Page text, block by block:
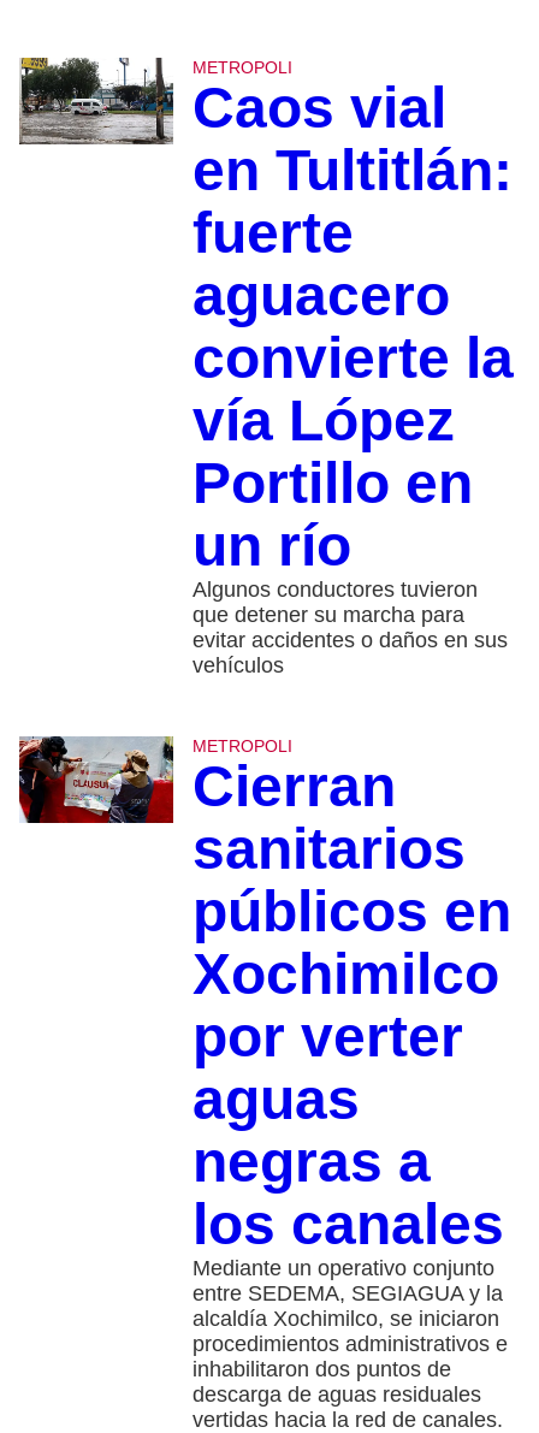
METROPOLI
Caos vial
en Tultitlán:
fuerte
aguacero
convierte la
vía López
Portillo en
un río
Algunos conductores tuvieron
que detener su marcha para
evitar accidentes o daños en sus
vehículos
METROPOLI
Cierran
sanitarios
públicos en
Xochimilco
por verter
aguas
negras a
los canales
Mediante un operativo conjunto
entre SEDEMA, SEGIAGUA y la
alcaldía Xochimilco, se iniciaron
procedimientos administrativos e
inhabilitaron dos puntos de
descarga de aguas residuales
vertidas hacia la red de canales.